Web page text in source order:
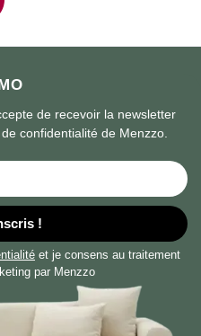
de recevoir la newsletter
confidentialité de Menzzo.
!
et je consens au traitement
par Menzzo